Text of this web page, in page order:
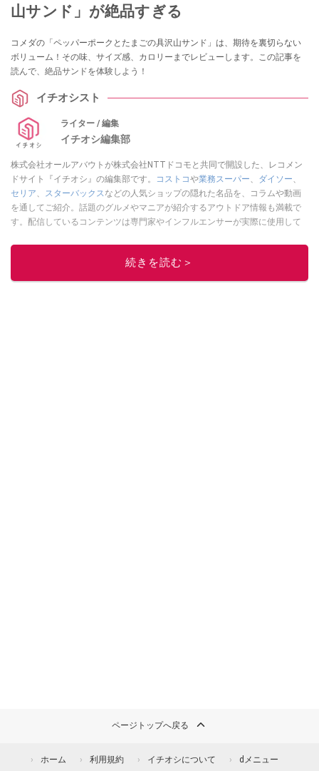
山サンド」が絶品すぎる
コメダの「ペッパーポークとたまごの具沢山サンド」は、期待を裏切らない
ボリューム！その味、サイズ感、カロリーまでレビューします。この記事を
読んで、絶品サンドを体験しよう！
イチオシスト
ライター / 編集
イチオシ編集部
株式会社オールアバウトが株式会社NTTドコモと共同で開設した、レコメン
ドサイト『イチオシ』の編集部です。
コストコや業務スーパー ダイソー
セリア
スターバックス などの人気ショップの隠れた名品を、コラムや動画
を通してご紹介。話題のグルメやマニアが紹介するアウトドア情報も満載で
す。配信しているコンテンツは専門家やインフルエンサーが実際に使用して
ニュースでフォロー
続きを読む＞
ページトップへ戻る
ホーム 利用規約 イチオシについて dメニュー